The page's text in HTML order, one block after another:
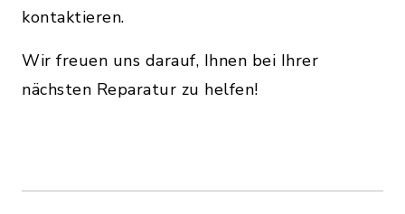
kontaktieren.
Wir freuen uns darauf, Ihnen bei Ihrer
nächsten Reparatur zu helfen!